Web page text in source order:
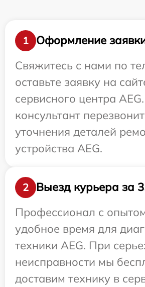
1
Оформление
Свяжитесь с нами по
оставьте заявку на
сервисного центра
консультант
уточнения деталей
устройства AEG.
2
Выезд курьера за
Профессионал с
удобное время для
техники AEG. При
неисправности мы
доставим технику в